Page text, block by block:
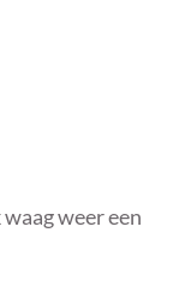
weer een